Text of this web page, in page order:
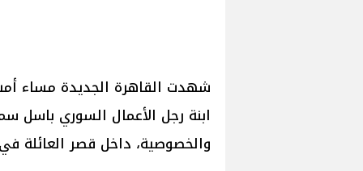
شهدت القاهرة الجديدة مساء أمس
ابنة رجل الأعمال السوري باسل
والخصوصية، داخل قصر العائلة